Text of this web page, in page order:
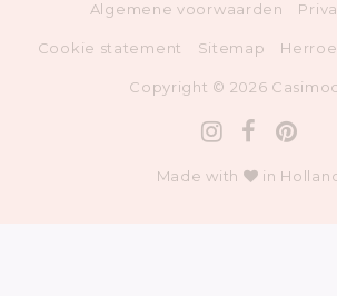
Algemene voorwaarden
Cookie statement Sitemap
Copyright © 2026
Made with in